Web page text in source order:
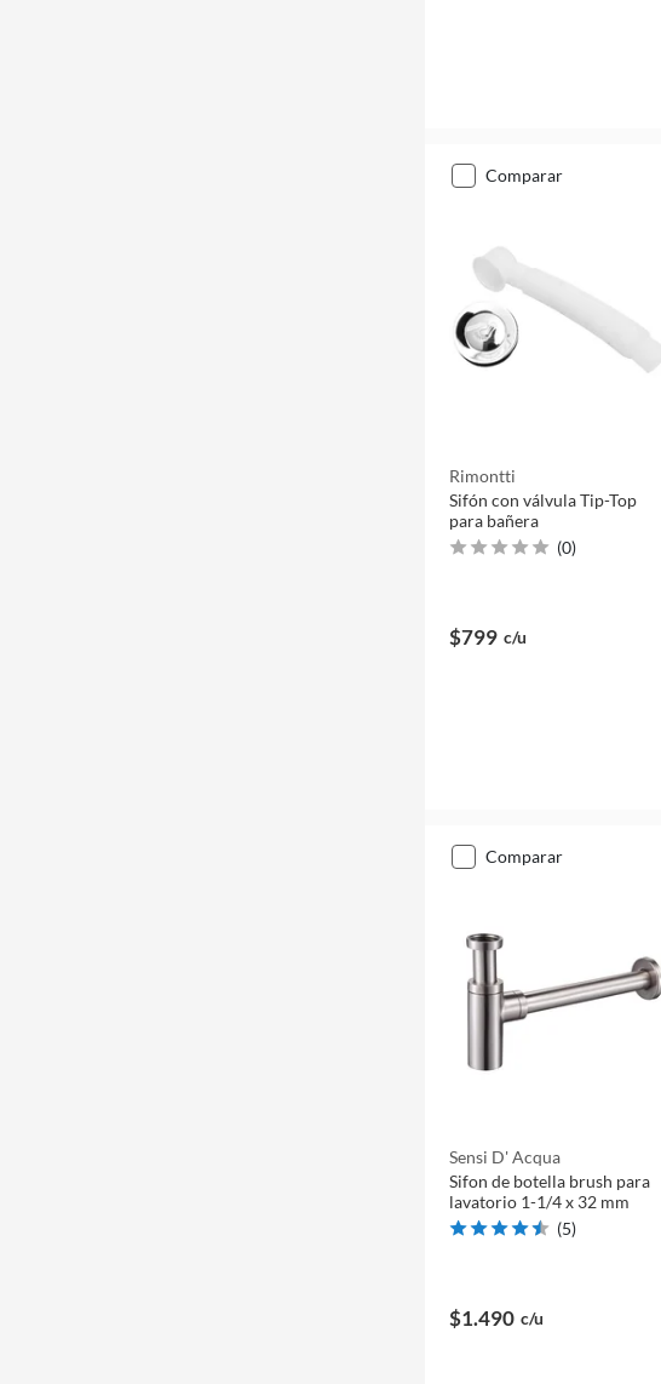
comparar
Rimontti
Sifón con válvula Tip-Top
para bañera
(0)
$799 c/u
comparar
Sensi D' Acqua
Sifon de botella brush para
lavatorio 1-1/4 x 32 mm
(5)
$1.490 c/u